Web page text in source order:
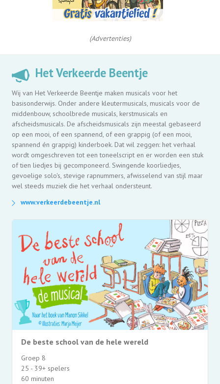
(Advertenties)
Het Verkeerde Beentje
Wij van Het Verkeerde Beentje maken musicals voor het
basisonderwijs. Onder andere kleutermusicals, musicals voor de
middenbouw, schoolbrede musicals, kerstmusicals en
afscheidsmusicals. De afscheidsmusicals zijn meestal gebaseerd
op een mooi, of een spannend, of een grappig (of een mooi,
spannend én grappig) kinderboek. Dat wil zeggen: het verhaal
wordt omgeschreven tot een toneelscript en er worden een stuk
of tien liedjes bij gecomponeerd. Swingende koorliedjes,
gevoelige solo's, stevige rapnummers, afwisselend van stijl maar
wel steeds muziek die het verhaal ondersteunt.
www.verkeerdebeentje.nl
De beste school van de hele wereld
Groep 8
25 - 39+ spelers
60 minuten